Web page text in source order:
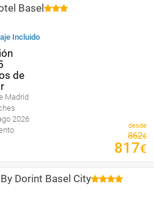
Basel
Incluido
Madrid
2026
desde
862€
817€
Dorint Basel City